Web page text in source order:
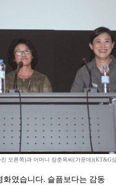
오른쪽)과 어머니 장춘옥씨(가운데)(KT&G
화였습니다. 슬픔보다는 감동